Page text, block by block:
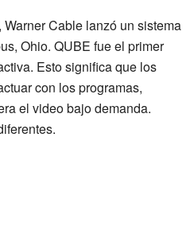
Cable lanzó un sistema
Ohio. QUBE fue el primer
Esto significa que los
con los programas,
el video bajo demanda.